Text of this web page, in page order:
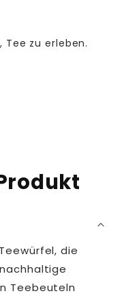
zu erleben.
die
Teebeuteln